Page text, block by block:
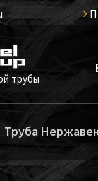
трубы
Труба